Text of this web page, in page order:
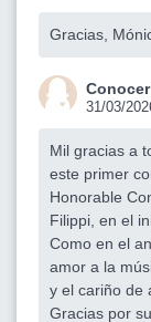
Gracias,
31/03/
Mil gracias a
este primer
Honorable
Filippi, en el
Como en el
amor a la
y el cariño de
Gracias por